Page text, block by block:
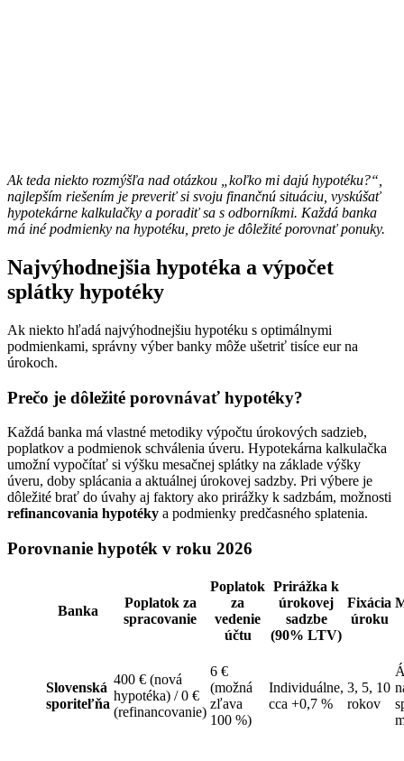
Ak teda niekto rozmýšľa nad otázkou „koľko mi dajú hypotéku?“,
najlepším riešením je preveriť si svoju finančnú situáciu, vyskúšať
hypotekárne kalkulačky a poradiť sa s odborníkmi. Každá banka
má iné podmienky na hypotéku, preto je dôležité porovnať ponuky.
Najvýhodnejšia hypotéka a výpočet
splátky hypotéky
Ak niekto hľadá najvýhodnejšiu hypotéku s optimálnymi
podmienkami, správny výber banky môže ušetriť tisíce eur na
úrokoch.
Prečo je dôležité porovnávať hypotéky?
Každá banka má vlastné metodiky výpočtu úrokových sadzieb,
poplatkov a podmienok schválenia úveru. Hypotekárna kalkulačka
umožní vypočítať si výšku mesačnej splátky na základe výšky
úveru, doby splácania a aktuálnej úrokovej sadzby. Pri výbere je
dôležité brať do úvahy aj faktory ako prirážky k sadzbám, možnosti
refinancovania hypotéky a podmienky predčasného splatenia.
Porovnanie hypoték v roku 2026
Banka
Poplatok za
spracovanie
Poplatok
za
vedenie
účtu
Prirážka k
úrokovej
sadzbe
(90% LTV)
Fixácia
úroku
Slovenská
sporiteľňa
400 € (nová
hypotéka) / 0 €
(refinancovanie)
6 €
(možná
zľava
100 %)
Individuálne,
cca +0,7 %
3, 5, 10
rokov